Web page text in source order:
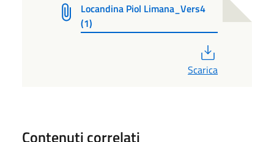
Locandina Piol Limana_Vers4
(1)
Scarica
Contenuti correlati